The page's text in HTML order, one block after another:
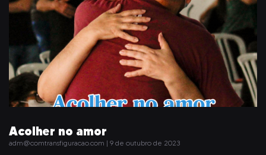
Acolher no amor
adm@comtransfiguracao.com 9 de outubro de 2023